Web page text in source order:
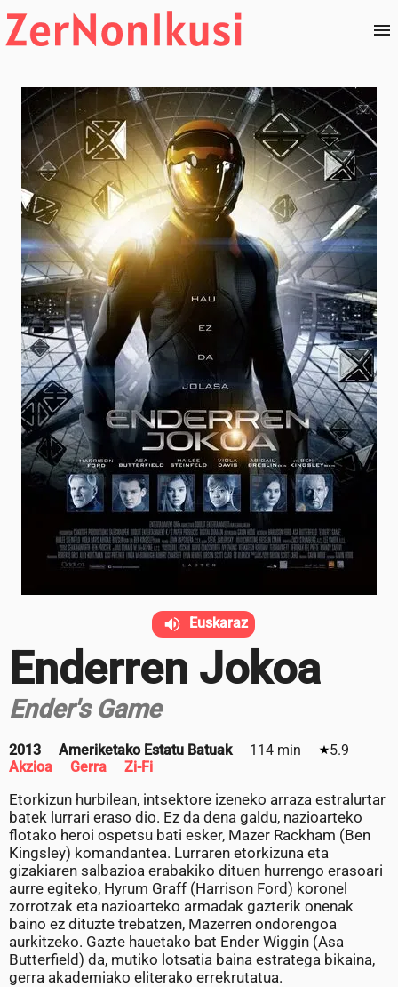
Enderren Jokoa
Ender's Game
2013 Ameriketako Estatu Batuak 114 min
5.9
Akzioa
Gerra Zi-Fi
Etorkizun hurbilean, intsektore izeneko arraza estralurtar
batek lurrari eraso dio. Ez da dena galdu, nazioarteko
flotako heroi ospetsu bati esker, Mazer Rackham (Ben
Kingsley) komandantea. Lurraren etorkizuna eta
gizakiaren salbazioa erabakiko dituen hurrengo erasoari
aurre egiteko, Hyrum Graff (Harrison Ford) koronel
zorrotzak eta nazioarteko armadak gazterik onenak
baino ez dituzte trebatzen, Mazerren ondorengoa
aurkitzeko. Gazte hauetako bat Ender Wiggin (Asa
Butterfield) da, mutiko lotsatia baina estratega bikaina,
gerra akademiako eliterako errekrutatua.
Euskaraz